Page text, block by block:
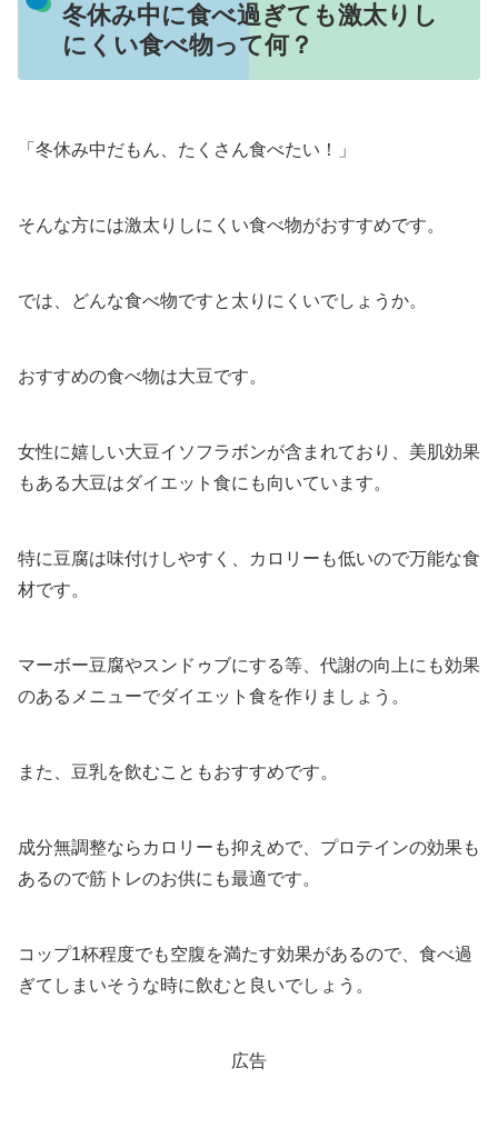
冬休み中に食べ過ぎても激太りし
にくい食べ物って何？
「冬休み中だもん、たくさん食べたい！」
そんな方には激太りしにくい食べ物がおすすめです。
では、どんな食べ物ですと太りにくいでしょうか。
おすすめの食べ物は大豆です。
女性に嬉しい大豆イソフラボンが含まれており、美肌効果
もある大豆はダイエット食にも向いています。
特に豆腐は味付けしやすく、カロリーも低いので万能な食
材です。
マーボー豆腐やスンドゥブにする等、代謝の向上にも効果
のあるメニューでダイエット食を作りましょう。
また、豆乳を飲むこともおすすめです。
成分無調整ならカロリーも抑えめで、プロテインの効果も
あるので筋トレのお供にも最適です。
コップ1杯程度でも空腹を満たす効果があるので、食べ過
ぎてしまいそうな時に飲むと良いでしょう。
広告